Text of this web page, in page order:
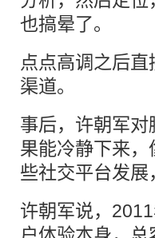
也搞晕了。
点点高调之后
渠道。
事后，许朝军
果能冷静下来
些社交平台发
许朝军说，